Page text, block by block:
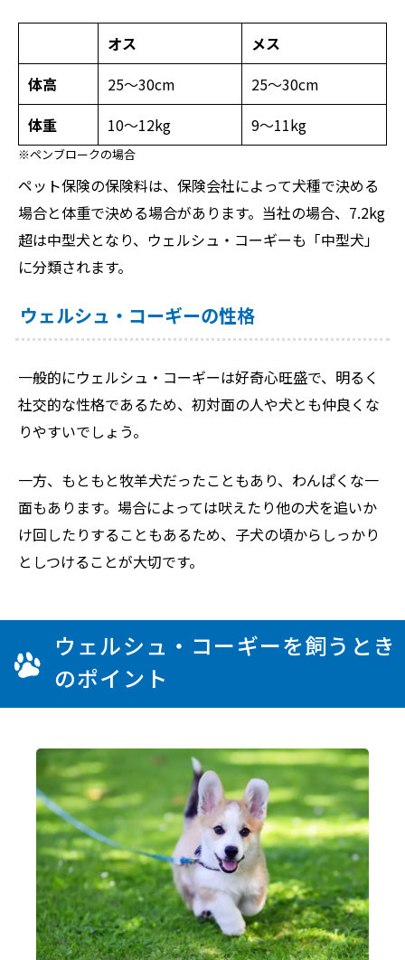
オス
メス
体高
25～30cm
25～30cm
体重
10～12kg 9～11kg
※ペンブロークの場合
ペット保険の保険料は、保険会社によって犬種で決める
場合と体重で決める場合があります。当社の場合、7.2kg
超は中型犬となり、ウェルシュ・コーギーも「中型犬」
に分類されます。
ウェルシュ・コーギーの性格
一般的にウェルシュ・コーギーは好奇心旺盛で、明るく
社交的な性格であるため、初対面の人や犬とも仲良くな
りやすいでしょう。
一方、もともと牧羊犬だったこともあり、わんぱくな一
面もあります。場合によっては吠えたり他の犬を追いか
け回したりすることもあるため、子犬の頃からしっかり
としつけることが大切です。
ウェルシュ・コーギーを飼うとき
のポイント